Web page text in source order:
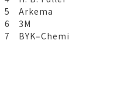
5 Arkema
6 3M
7 BYK‒Chemi